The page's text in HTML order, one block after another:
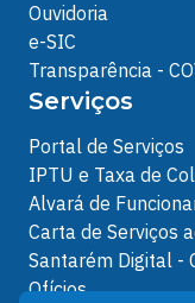
Ouvidoria
e-SIC
Transparência -
Serviços
Portal de Serviços
IPTU e Taxa de
Alvará de
Carta de Serviços
Santarém Digital -
Ofícios